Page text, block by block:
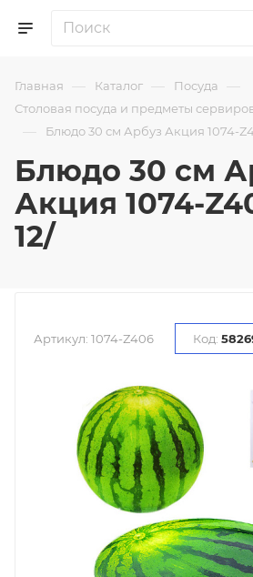
Главная — Каталог — Посуда —
Столовая посуда и предметы
— Блюдо 30 см Арбуз Акция 1074-
Блюдо 30 см
Акция 1074-
12/
Артикул: 1074-Z406 Код: